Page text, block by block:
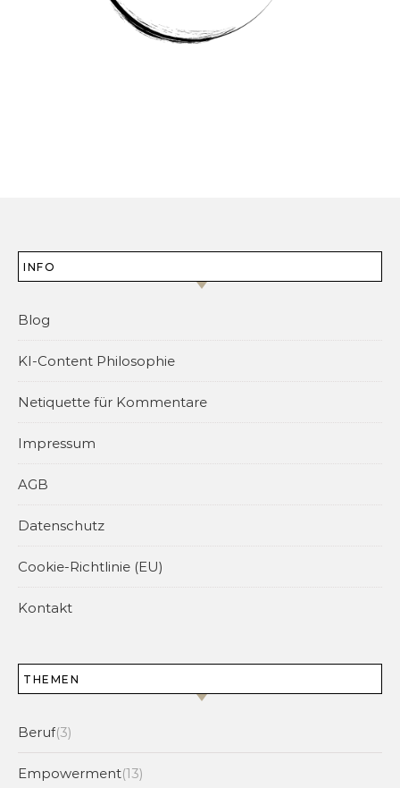
INFO
Blog
KI-Content Philosophie
Netiquette für Kommentare
Impressum
AGB
Datenschutz
Cookie-Richtlinie (EU)
Kontakt
THEMEN
Beruf(3)
Empowerment(13)